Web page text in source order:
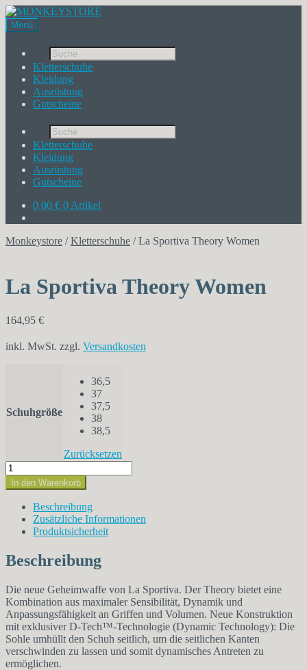
Menü
Products
search
Kletterschuhe
Kleidung
Ausrüstung
Gutscheine
Products
search
Kletterschuhe
Kleidung
Ausrüstung
Gutscheine
0,00 € 0 Artikel
Monkeystore /Kletterschuhe /La Sportiva Theory Women
La Sportiva Theory Women
164,95 €
inkl. MwSt. zzgl. Versandkosten
Schuhgröße
36,5
37
37,5
38
38,5
Zurücksetzen
La
Sportiva
Theory
Women
Menge
In den Warenkorb
Beschreibung
Zusätzliche Informationen
Produktsicherheit
Beschreibung
Die neue Geheimwaffe von La Sportiva. Der Theory bietet eine
Kombination aus maximaler Sensibilität, Dynamik und
Anpassungsfähigkeit an Griffen und Volumen. Neue Konstruktion
mit exklusiver D-Tech™-Technologie (Dynamic Technology): Die
Sohle umhüllt den Schuh seitlich, um die seitlichen Kanten
verschwinden zu lassen und somit dynamisches Antreten zu
ermöglichen.